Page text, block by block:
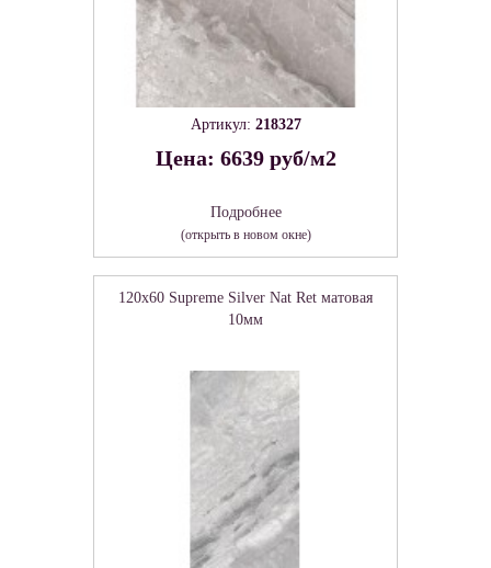
Артикул: 218327
Цена: 6639 руб/м2
Подробнее
(открыть в новом окне)
120x60 Supreme Silver Nat Ret матовая
10мм